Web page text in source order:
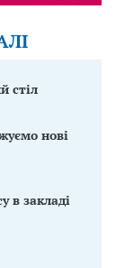
стіл
нові
в закладі